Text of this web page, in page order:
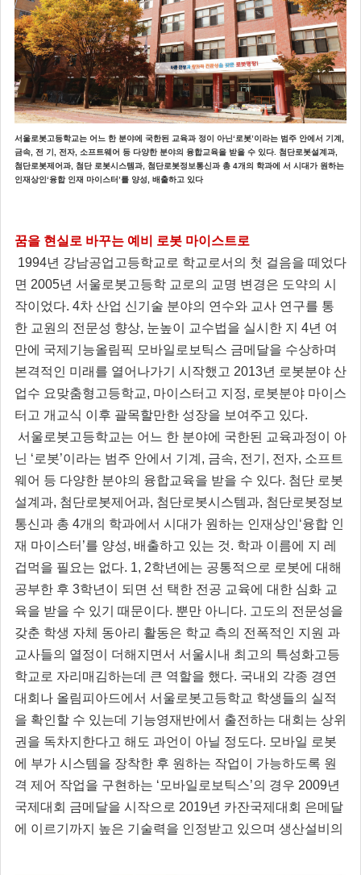
서울로봇고등학교는 어느 한 분야에 국한된 교육과 정이 아닌‘로봇’이라는 범주 안에서 기계,
금속, 전 기, 전자, 소프트웨어 등 다양한 분야의 융합교육을 받을 수 있다. 첨단로봇설계과,
첨단로봇제어과, 첨단 로봇시스템과, 첨단로봇정보통신과 총 4개의 학과에 서 시대가 원하는
인재상인‘융합 인재 마이스터’를 양성, 배출하고 있다
꿈을 현실로 바꾸는 예비 로봇 마이스트로
1994년 강남공업고등학교로 학교로서의 첫 걸음을 떼었다
면 2005년 서울로봇고등학 교로의 교명 변경은 도약의 시
작이었다. 4차 산업 신기술 분야의 연수와 교사 연구를 통
한 교원의 전문성 향상, 눈높이 교수법을 실시한 지 4년 여
만에 국제기능올림픽 모바일로보틱스 금메달을 수상하며
본격적인 미래를 열어나가기 시작했고 2013년 로봇분야 산
업수 요맞춤형고등학교, 마이스터고 지정, 로봇분야 마이스
터고 개교식 이후 괄목할만한 성장을 보여주고 있다.
서울로봇고등학교는 어느 한 분야에 국한된 교육과정이 아
닌 ‘로봇’이라는 범주 안에서 기계, 금속, 전기, 전자, 소프트
웨어 등 다양한 분야의 융합교육을 받을 수 있다. 첨단 로봇
설계과, 첨단로봇제어과, 첨단로봇시스템과, 첨단로봇정보
통신과 총 4개의 학과에서 시대가 원하는 인재상인‘융합 인
재 마이스터’를 양성, 배출하고 있는 것. 학과 이름에 지 레
겁먹을 필요는 없다. 1, 2학년에는 공통적으로 로봇에 대해
공부한 후 3학년이 되면 선 택한 전공 교육에 대한 심화 교
육을 받을 수 있기 때문이다. 뿐만 아니다. 고도의 전문성을
갖춘 학생 자체 동아리 활동은 학교 측의 전폭적인 지원 과
교사들의 열정이 더해지면서 서울시내 최고의 특성화고등
학교로 자리매김하는데 큰 역할을 했다. 국내외 각종 경연
대회나 올림피아드에서 서울로봇고등학교 학생들의 실적
을 확인할 수 있는데 기능영재반에서 출전하는 대회는 상위
권을 독차지한다고 해도 과언이 아닐 정도다. 모바일 로봇
에 부가 시스템을 장착한 후 원하는 작업이 가능하도록 원
격 제어 작업을 구현하는 ‘모바일로보틱스’의 경우 2009년
국제대회 금메달을 시작으로 2019년 카잔국제대회 은메달
에 이르기까지 높은 기술력을 인정받고 있으며 생산설비의